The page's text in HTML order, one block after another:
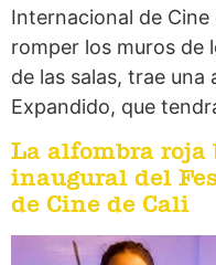
Internacional de Cine
romper los muros de
de las salas, trae una
Expandido, que
La alfombra
inaugural del
de Cine de Cali